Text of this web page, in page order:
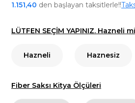
1.151,40 den başlayan taksitlerle!!
LÜTFEN SEÇİM YAPINIZ. Hazneli
Hazneli Haznesiz
Fiber Saksı Kitya Ölçüleri